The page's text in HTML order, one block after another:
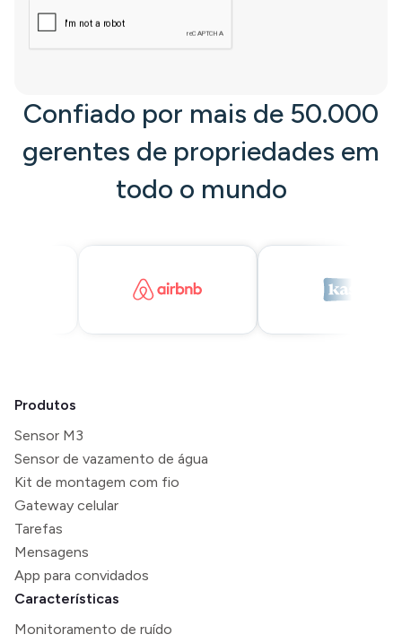
Confiado por mais de 50.000
gerentes de propriedades em
todo o mundo
Produtos
Sensor M3
Sensor de vazamento de água
Kit de montagem com fio
Gateway celular
Tarefas
Mensagens
App para convidados
Características
Monitoramento de ruído